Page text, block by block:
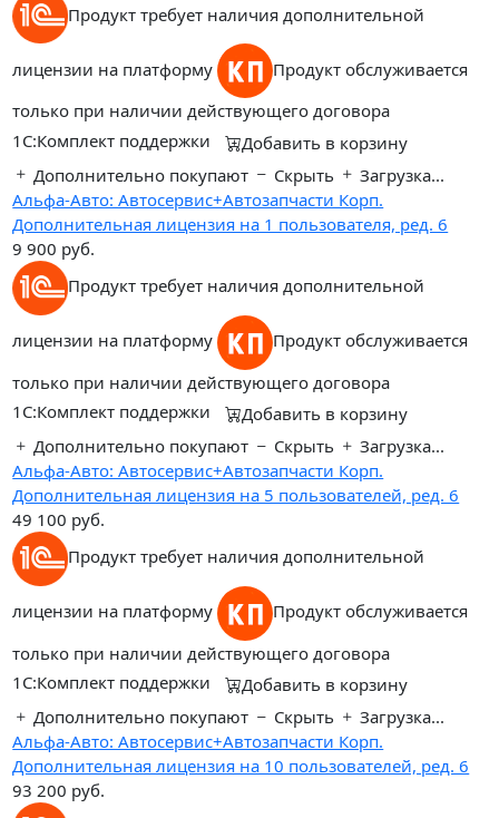
Продукт требует наличия дополнительной
лицензии на платформу
Продукт обслуживается
только при наличии действующего договора
1С:Комплект поддержки
Добавить в корзину
Дополнительно покупают
Скрыть
Загрузка...
Альфа-Авто: Автосервис+Автозапчасти Корп.
Дополнительная лицензия на 1 пользователя, ред. 6
9 900 руб.
Продукт требует наличия дополнительной
лицензии на платформу
Продукт обслуживается
только при наличии действующего договора
1С:Комплект поддержки
Добавить в корзину
Дополнительно покупают
Скрыть
Загрузка...
Альфа-Авто: Автосервис+Автозапчасти Корп.
Дополнительная лицензия на 5 пользователей, ред. 6
49 100 руб.
Продукт требует наличия дополнительной
лицензии на платформу
Продукт обслуживается
только при наличии действующего договора
1С:Комплект поддержки
Добавить в корзину
Дополнительно покупают
Скрыть
Загрузка...
Альфа-Авто: Автосервис+Автозапчасти Корп.
Дополнительная лицензия на 10 пользователей, ред. 6
93 200 руб.